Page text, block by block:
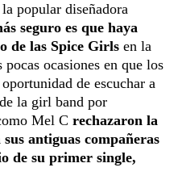
la popular diseñadora
seguro es que haya
de las Spice Girls en la
ocasiones en que los
de escuchar a
la girl band por
Mel C rechazaron la
antiguas compañeras
de su primer single,